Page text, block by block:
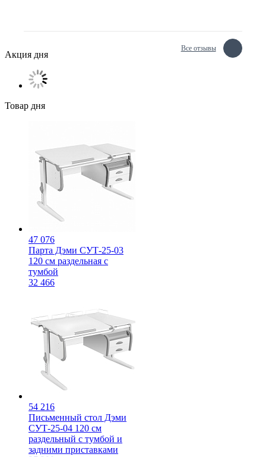
Все отзывы
Акция дня
Товар дня
47 076
Парта Дэми СУТ-25-03
120 см раздельная с
тумбой
32 466
54 216
Письменный стол Дэми
СУТ-25-04 120 см
раздельный с тумбой и
задними приставками